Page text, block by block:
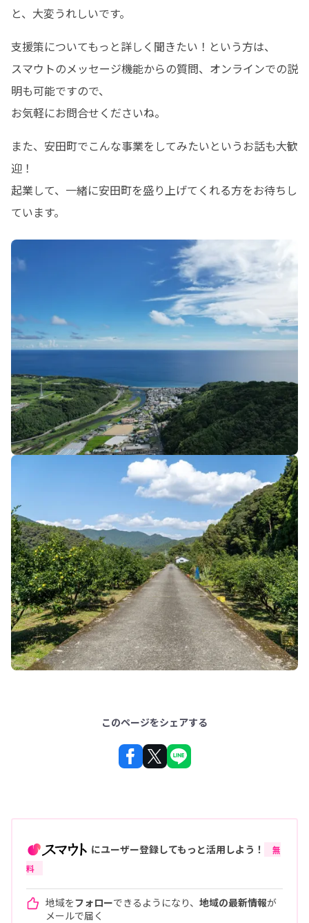
と、大変うれしいです。
支援策についてもっと詳しく聞きたい！という方は、
スマウトのメッセージ機能からの質問、オンラインでの説
明も可能ですので、
お気軽にお問合せくださいね。
また、安田町でこんな事業をしてみたいというお話も大歓
迎！
起業して、一緒に安田町を盛り上げてくれる方をお待ちし
ています。
このページをシェアする
にユーザー登録してもっと活用しよう！
無
料
地域をフォローできるようになり、 地域の最新情報が
メールで届く